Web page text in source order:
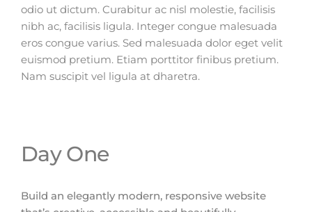
odio ut dictum. Curabitur ac nisl molestie, facilisis
nibh ac, facilisis ligula. Integer congue malesuada
eros congue varius. Sed malesuada dolor eget velit
euismod pretium. Etiam porttitor finibus pretium.
Nam suscipit vel ligula at dharetra.
Day One
Build an elegantly modern, responsive website